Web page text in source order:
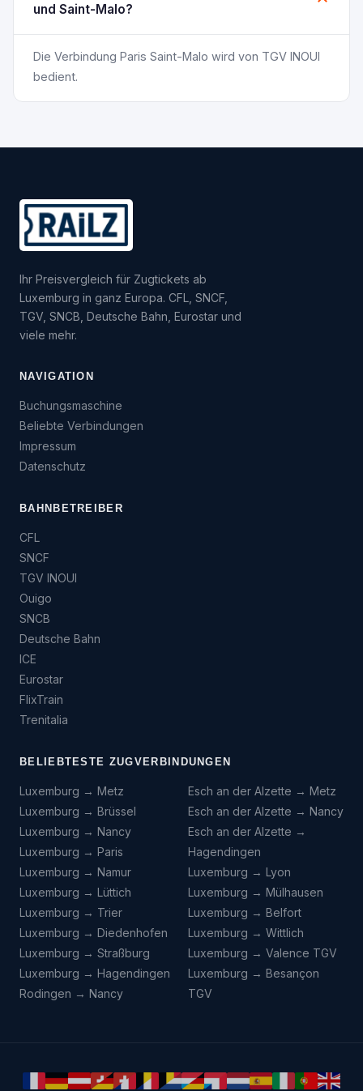
und Saint-Malo?
Die Verbindung Paris Saint-Malo wird von TGV INOUI
bedient.
Ihr Preisvergleich für Zugtickets ab
Luxemburg in ganz Europa. CFL, SNCF,
TGV, SNCB, Deutsche Bahn, Eurostar und
viele mehr.
NAVIGATION
Buchungsmaschine
Beliebte Verbindungen
Impressum
Datenschutz
BAHNBETREIBER
CFL
SNCF
TGV INOUI
Ouigo
SNCB
Deutsche Bahn
ICE
Eurostar
FlixTrain
Trenitalia
BELIEBTESTE ZUGVERBINDUNGEN
Luxemburg → Metz
Luxemburg → Brüssel
Luxemburg → Nancy
Luxemburg → Paris
Luxemburg → Namur
Luxemburg → Lüttich
Luxemburg → Trier
Luxemburg → Diedenhofen
Luxemburg → Straßburg
Luxemburg → Hagendingen
Rodingen → Nancy
Esch an der Alzette → Metz
Esch an der Alzette → Nancy
Esch an der Alzette →
Hagendingen
Luxemburg → Lyon
Luxemburg → Mülhausen
Luxemburg → Belfort
Luxemburg → Wittlich
Luxemburg → Valence TGV
Luxemburg → Besançon
TGV